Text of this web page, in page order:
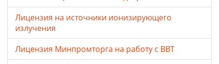
Лицензия на источники ионизирующего
излучения
Лицензия Минпромторга на работу с ВВТ